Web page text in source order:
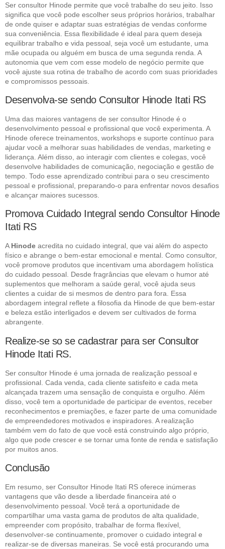
Ser consultor Hinode permite que você trabalhe do seu jeito. Isso
significa que você pode escolher seus próprios horários, trabalhar
de onde quiser e adaptar suas estratégias de vendas conforme
sua conveniência. Essa flexibilidade é ideal para quem deseja
equilibrar trabalho e vida pessoal, seja você um estudante, uma
mãe ocupada ou alguém em busca de uma segunda renda. A
autonomia que vem com esse modelo de negócio permite que
você ajuste sua rotina de trabalho de acordo com suas prioridades
e compromissos pessoais.
Desenvolva-se sendo Consultor Hinode Itati RS
Uma das maiores vantagens de ser consultor Hinode é o
desenvolvimento pessoal e profissional que você experimenta. A
Hinode oferece treinamentos, workshops e suporte contínuo para
ajudar você a melhorar suas habilidades de vendas, marketing e
liderança. Além disso, ao interagir com clientes e colegas, você
desenvolve habilidades de comunicação, negociação e gestão de
tempo. Todo esse aprendizado contribui para o seu crescimento
pessoal e profissional, preparando-o para enfrentar novos desafios
e alcançar maiores sucessos.
Promova Cuidado Integral sendo Consultor Hinode
Itati RS
A Hinode acredita no cuidado integral, que vai além do aspecto
físico e abrange o bem-estar emocional e mental. Como consultor,
você promove produtos que incentivam uma abordagem holística
do cuidado pessoal. Desde fragrâncias que elevam o humor até
suplementos que melhoram a saúde geral, você ajuda seus
clientes a cuidar de si mesmos de dentro para fora. Essa
abordagem integral reflete a filosofia da Hinode de que bem-estar
e beleza estão interligados e devem ser cultivados de forma
abrangente.
Realize-se so se cadastrar para ser Consultor
Hinode Itati RS.
Ser consultor Hinode é uma jornada de realização pessoal e
profissional. Cada venda, cada cliente satisfeito e cada meta
alcançada trazem uma sensação de conquista e orgulho. Além
disso, você tem a oportunidade de participar de eventos, receber
reconhecimentos e premiações, e fazer parte de uma comunidade
de empreendedores motivados e inspiradores. A realização
também vem do fato de que você está construindo algo próprio,
algo que pode crescer e se tornar uma fonte de renda e satisfação
por muitos anos.
Conclusão
Em resumo, ser Consultor Hinode Itati RS oferece inúmeras
vantagens que vão desde a liberdade financeira até o
desenvolvimento pessoal. Você terá a oportunidade de
compartilhar uma vasta gama de produtos de alta qualidade,
empreender com propósito, trabalhar de forma flexível,
desenvolver-se continuamente, promover o cuidado integral e
realizar-se de diversas maneiras. Se você está procurando uma